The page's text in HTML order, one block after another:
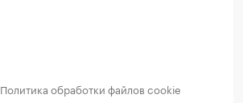
Политика обработки файлов cookie